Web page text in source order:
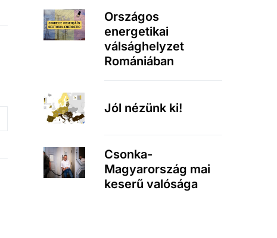
Országos
energetikai
válsághelyzet
Romániában
Jól nézünk ki!
Csonka-
Magyarország mai
keserű valósága